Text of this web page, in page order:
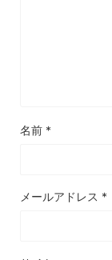
名前 *
メールアドレス *